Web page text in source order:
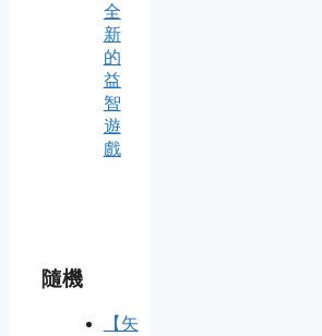
全
新
的
益
智
遊
戲
隨機
【矢